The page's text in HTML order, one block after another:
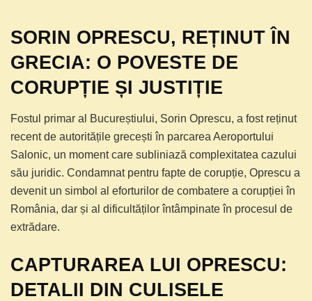
SORIN OPRESCU, REȚINUT ÎN
GRECIA: O POVESTE DE
CORUPȚIE ȘI JUSTIȚIE
Fostul primar al Bucureștiului, Sorin Oprescu, a fost reținut
recent de autoritățile grecești în parcarea Aeroportului
Salonic, un moment care subliniază complexitatea cazului
său juridic. Condamnat pentru fapte de corupție, Oprescu a
devenit un simbol al eforturilor de combatere a corupției în
România, dar și al dificultăților întâmpinate în procesul de
extrădare.
CAPTURAREA LUI OPRESCU:
DETALII DIN CULISELE